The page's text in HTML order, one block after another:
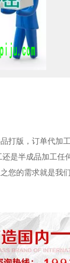
打版，订单代加
是半成品加工任
您的需求就是我